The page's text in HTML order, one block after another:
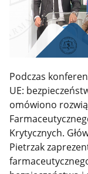
Podczas
UE:
omówiono
Krytycznych.
Pietrzak